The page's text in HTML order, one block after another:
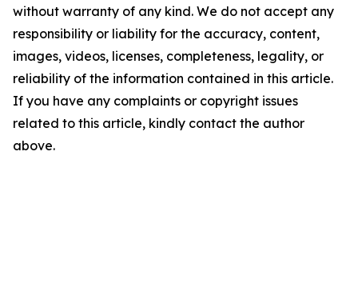
without warranty of any kind. We do not accept any
responsibility or liability for the accuracy, content,
images, videos, licenses, completeness, legality, or
reliability of the information contained in this article.
If you have any complaints or copyright issues
related to this article, kindly contact the author
above.